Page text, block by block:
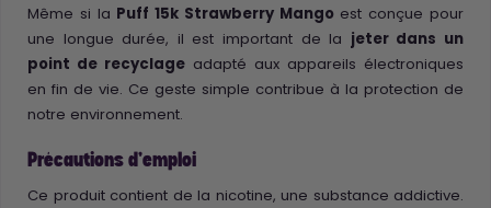
Même si la Puff 15k Strawberry Mangoest conçue pour
une longue durée, il est important de la jeter dans un
point de recyclage adapté aux appareils électroniques
en fin de vie. Ce geste simple contribue à la protection de
notre environnement.
Précautions d'emploi
Ce produit contient de la nicotine, une substance addictive.